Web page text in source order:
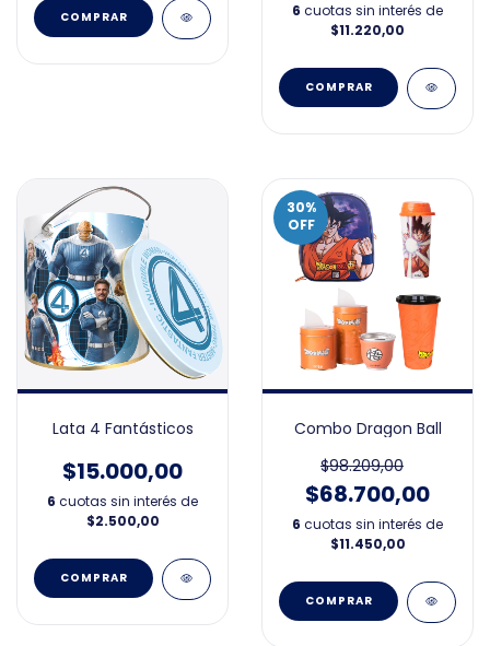
6 cuotas sin interés de
$11.220,00
Lata 4 Fantásticos
$15.000,00
6 cuotas sin interés de
$2.500,00
30%
OFF
Combo Dragon Ball
$98.209,00
$68.700,00
6 cuotas sin interés de
$11.450,00